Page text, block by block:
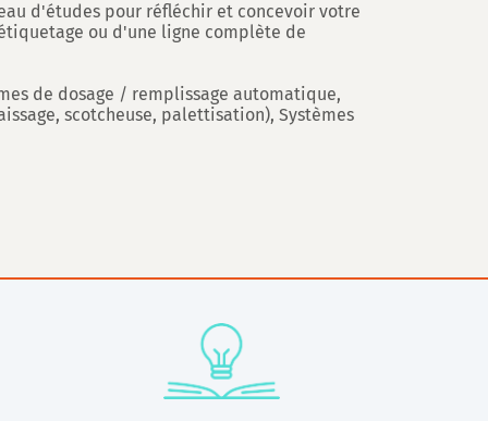
d'études pour réfléchir et concevoir votre
ou d'une ligne complète de
de dosage / remplissage automatique,
scotcheuse, palettisation), Systèmes